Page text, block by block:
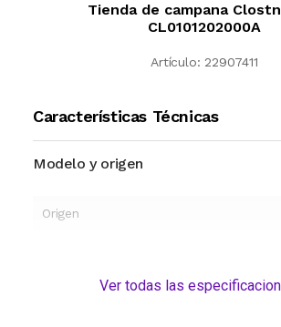
Tienda de campana
CL0101202000A
Artículo: 22907411
Características Técnicas
Modelo y origen
Origen
Ver todas las